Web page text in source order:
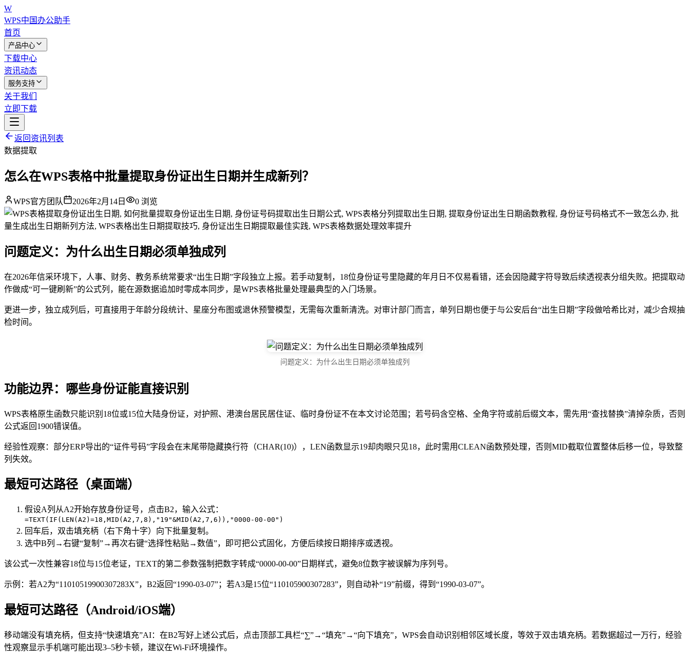
W
WPS中国 办公助手
首页
产品中心
下载中心
资讯动态
服务支持
关于我们
立即下载
返回资讯列表
数据提取
怎么在WPS表格中批量提取身份证出生日期并生成新列？
WPS官方团队 2026年2月14日 0 浏览
问题定义：为什么出生日期必须单独成列
在2026年信采环境下，人事、财务、教务系统常要求“出生日期”字段独立上报。若手动复制，18位身份证号里隐藏的年月日不仅易看错，还会因隐藏字符导致后续透视表分组失败。把提取动
作做成“可一键刷新”的公式列，能在源数据追加时零成本同步，是WPS表格批量处理最典型的入门场景。
更进一步，独立成列后，可直接用于年龄分段统计、星座分布图或退休预警模型，无需每次重新清洗。对审计部门而言，单列日期也便于与公安后台“出生日期”字段做哈希比对，减少合规抽
检时间。
问题定义：为什么出生日期必须单独成列
功能边界：哪些身份证能直接识别
WPS表格原生函数只能识别18位或15位大陆身份证，对护照、港澳台居民居住证、临时身份证不在本文讨论范围；若号码含空格、全角字符或前后缀文本，需先用“查找替换”清掉杂质，否则
公式返回1900错误值。
经验性观察：部分ERP导出的“证件号码”字段会在末尾带隐藏换行符（CHAR(10)），LEN函数显示19却肉眼只见18，此时需用CLEAN函数预处理，否则MID截取位置整体后移一位，导致整
列失效。
最短可达路径（桌面端）
假设A列从A2开始存放身份证号，点击B2，输入公式：
=TEXT(IF(LEN(A2)=18,MID(A2,7,8),"19"&MID(A2,7,6)),"0000-00-00")
回车后，双击填充柄（右下角十字）向下批量复制。
选中B列→右键“复制”→再次右键“选择性粘贴→数值”，即可把公式固化，方便后续按日期排序或透视。
该公式一次性兼容18位与15位老证，TEXT的第二参数强制把数字转成“0000-00-00”日期样式，避免8位数字被误解为序列号。
示例：若A2为“11010519900307283X”，B2返回“1990-03-07”；若A3是15位“110105900307283”，则自动补“19”前缀，得到“1990-03-07”。
最短可达路径（Android/iOS端）
移动端没有填充柄，但支持“快速填充”AI：在B2写好上述公式后，点击顶部工具栏“∑”→“填充”→“向下填充”，WPS会自动识别相邻区域长度，等效于双击填充柄。若数据超过一万行，经验
性观察显示手机端可能出现3–5秒卡顿，建议在Wi-Fi环境操作。